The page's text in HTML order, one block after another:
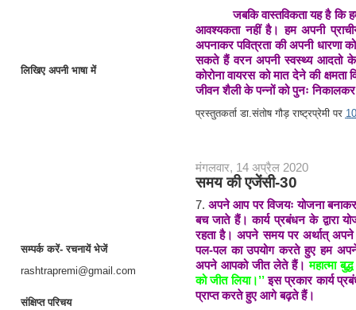
लिखिए अपनी भाषा में
सम्पर्क करें- रचनायें भेजें
rashtrapremi@gmail.com
संक्षिप्त परिचय
जबकि वास्तविकता यह है कि हमें
आवश्यकता नहीं है। हम अपनी
अपनाकर पवित्रता की अपनी
सकते हैं वरन अपनी स्वस्थ्य आदतो के
कोरोना वायरस को मात देने की
जीवन शैली के पन्नों को पुनः
प्रस्तुतकर्ताडा.संतोष गौड़ राष्ट्रप्रेमी पर
मंगलवार, 14 अप्रैल 2020
समय की एजेंसी-30
7. अपने आप पर विजयः योजना
बच जाते हैं। कार्य प्रबंधन के द्वारा
रहता है। अपने समय पर अर्थात्
पल-पल का उपयोग करते हुए हम
अपने आपको जीत लेते हैं।महात्मा
को जीत लिया।’’इस प्रकार कार्य
प्राप्त करते हुए आगे बढ़ते हैं।